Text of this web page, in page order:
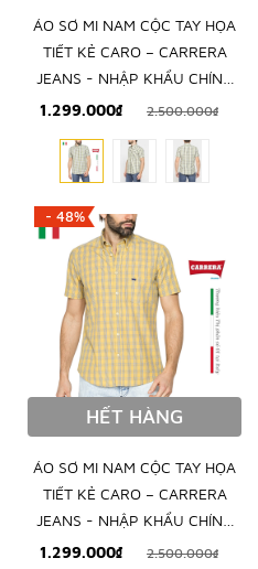
ÁO SƠ MI NAM CỘC TAY HỌA
TIẾT KẺ CARO – CARRERA
JEANS - NHẬP KHẨU CHÍNH
NGẠCH TỪ Ý
1.299.000₫ 2.500.000₫
- 48%
HẾT HÀNG
ÁO SƠ MI NAM CỘC TAY HỌA
TIẾT KẺ CARO – CARRERA
JEANS - NHẬP KHẨU CHÍNH
NGẠCH TỪ Ý
1.299.000₫ 2.500.000₫